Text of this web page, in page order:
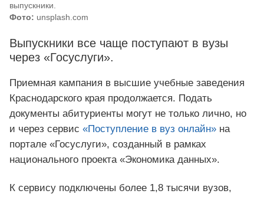
выпускники.
Фото: unsplash.com
Выпускники все чаще поступают в вузы
через «Госуслуги».
Приемная кампания в высшие учебные заведения
Краснодарского края продолжается. Подать
документы абитуриенты могут не только лично, но
и через сервис «Поступление в вуз онлайн» на
портале «Госуслуги», созданный в рамках
национального проекта «Экономика данных».
К сервису подключены более 1,8 тысячи вузов,